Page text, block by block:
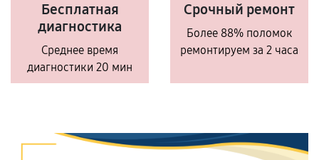
Бесплатная
диагностика
Среднее время
диагностики 20 мин
Срочный ремонт
Более 88% поломок
ремонтируем за 2 часа